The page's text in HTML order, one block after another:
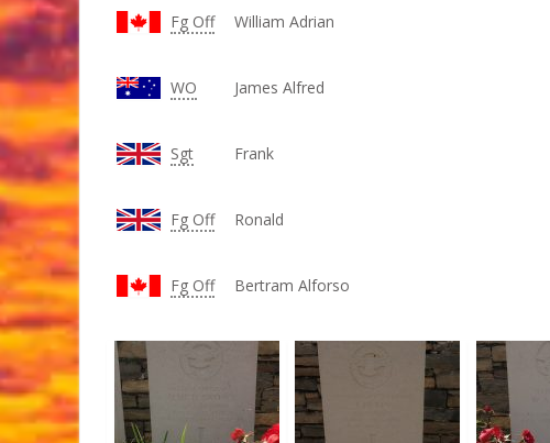
Fg Off William Adrian
WO James Alfred
Sgt Frank
Fg Off Ronald
Fg Off Bertram Alforso